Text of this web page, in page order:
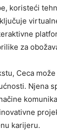
koristeći
za
Ceca
Njena
karijeru.